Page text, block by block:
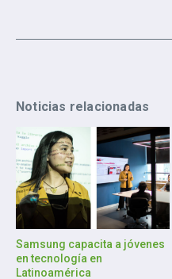
Noticias relacionadas
Samsung capacita a jóvenes
en tecnología en
Latinoamérica